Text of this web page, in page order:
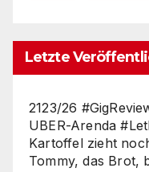
Letzte
2123/26
UBER-Arenda
Kartoffel zieht
Tommy, das Brot,